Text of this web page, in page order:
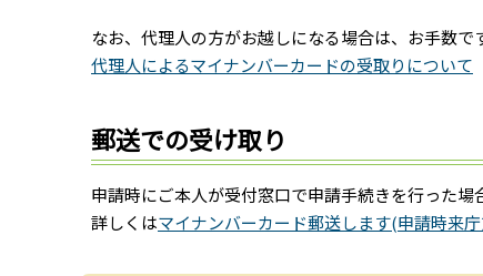
なお、代理人の方がお越しになる場合は、お手数で
代理人によるマイナンバーカードの受取りについて
郵送での受け取り
申請時にご本人が受付窓口で申請手続きを行った場
詳しくはマイナンバーカード郵送します(申請時来庁